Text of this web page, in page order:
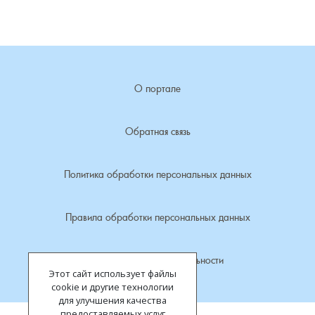
Этот сайт использует файлы
cookie и другие технологии
для улучшения качества
О портале
Обратная связь
Политика обработки персональных данных
Правила обработки персональных данных
Политика конфиденциальности
Малое Урсово болото, посёлок
Марьинка, деревня
Машки, деревня
Микшино, деревня